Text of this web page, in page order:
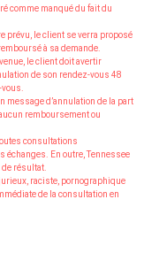
comme manqué du fait du
prévu, le client se verra proposé
à sa demande.
le client doit avertir
de son rendez-vous 48
vous.
message d’annulation de la part
remboursement ou
consultations
En outre, Tennessee
de résultat.
raciste, pornographique
de la consultation en